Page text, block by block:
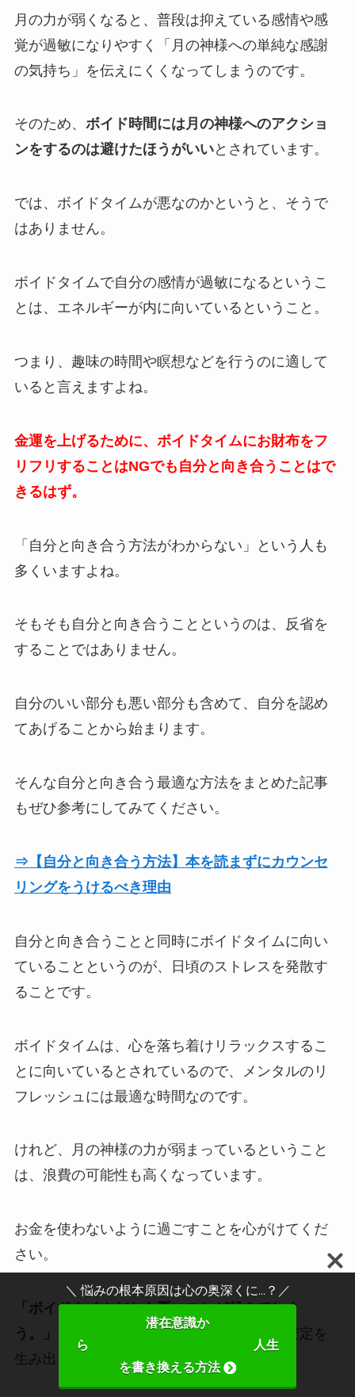
月の力が弱くなると、普段は抑えている感情や感
覚が過敏になりやすく「月の神様への単純な感謝
の気持ち」を伝えにくくなってしまうのです。
そのため、 ボイド時間には月の神様へのアクショ
ンをするのは避けたほうがいいとされています。
では、ボイドタイムが悪なのかというと、そうで
はありません。
ボイドタイムで自分の感情が過敏になるというこ
とは、エネルギーが内に向いているということ。
つまり、趣味の時間や瞑想などを行うのに適して
いると言えますよね。
金運を上げるために、ボイドタイムにお財布をフ
リフリすることはNGでも自分と向き合うことはで
きるはず。
「自分と向き合う方法がわからない」という人も
多くいますよね。
そもそも自分と向き合うことというのは、反省を
することではありません。
自分のいい部分も悪い部分も含めて、自分を認め
てあげることから始まります。
そんな自分と向き合う最適な方法をまとめた記事
もぜひ参考にしてみてください。
⇒【自分と向き合う方法】本を読まずにカウンセ
リングをうけるべき理由
自分と向き合うことと同時にボイドタイムに向い
ていることというのが、日頃のストレスを発散す
ることです。
ボイドタイムは、心を落ち着けリラックスするこ
とに向いているとされているので、メンタルのリ
フレッシュには最適な時間なのです。
けれど、月の神様の力が弱まっているということ
は、浪費の可能性も高くなっています。
お金を使わないように過ごすことを心がけてくだ
さい。
「ボイドタイムだから悪いことが起きてしま
う。」
という思い込みこそが、精神的な不安定を
生み出し浪費にも繋がってしまいます。
＼ 悩みの根本原因は心の奥深くに...？／
潜在意識か
ら 人生
を書き換える方法